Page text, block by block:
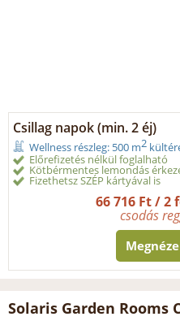
Csillag napok (min. 2 éj)
Wellness részleg: 500 m2
Előrefizetés nélkül foglalható
Kötbérmentes lemondás
Fizethetsz SZÉP kártyával is
66 716 Ft / 2
csodás
Solaris Garden Rooms